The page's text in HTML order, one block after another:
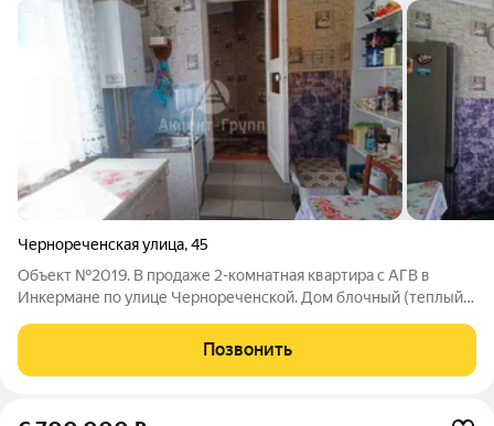
Чернореченская улица,45
Объект №2019. В продаже 2-комнатная квартира с АГВ в
Инкермане по улице Чернореченской. Дом блочный (теплый +
отопление - установлен и узаконен 2-контурный газовый
котел (поэтому платежки будут в
Позвонить